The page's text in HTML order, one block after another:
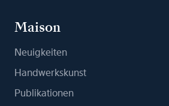
Maison
Neuigkeiten
Handwerkskunst
Publikationen